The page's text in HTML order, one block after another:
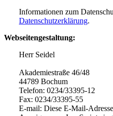
Informationen zum
Datenschutzerklärung.
Webseitengestaltung:
Herr Seidel
Akademiestraße 46/48
44789 Bochum
Telefon: 0234/33395-12
Fax: 0234/33395-55
E-mail: Diese E-Mail-